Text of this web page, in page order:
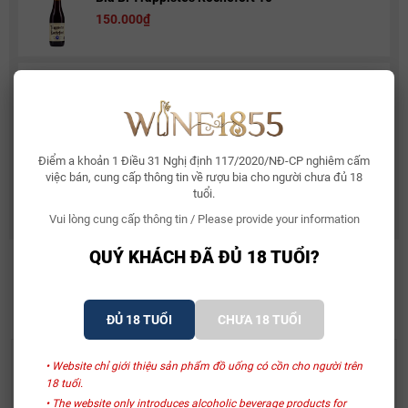
Điểm a khoản 1 Điều 31 Nghị định 117/2020/NĐ-CP nghiêm cấm
việc bán, cung cấp thông tin về rượu bia cho người chưa đủ 18
tuổi.
Vui lòng cung cấp thông tin / Please provide your information
QUÝ KHÁCH ĐÃ ĐỦ 18 TUỔI?
ĐỦ 18 TUỔI CHƯA 18 TUỔI
• Website chỉ giới thiệu sản phẩm đồ uống có cồn cho người trên
18 tuổi.
• The website only introduces alcoholic beverage products for
150.000₫
480.000₫ 581.000₫
Rượu Vang Ý Terre Di Mario 17%
490.000₫
632.500₫
Abbaye Notre-Dame De Saint-Rémy
Bia Bỉ Trappistes
Rochefort 10
Brouwerij Martens
– Chai 330ml